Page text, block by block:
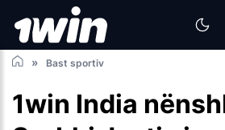
Bast sportiv
1win India